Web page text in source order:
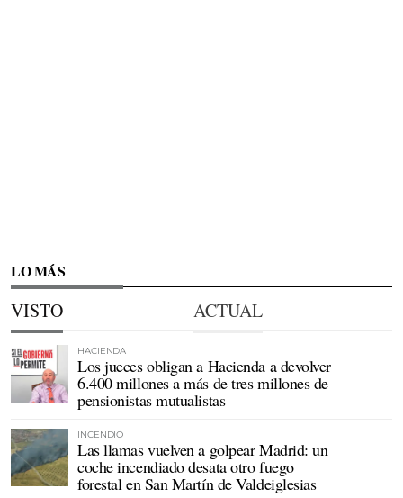
LO MÁS
VISTO ACTUAL
HACIENDA
Los jueces obligan a Hacienda a devolver
6.400 millones a más de tres millones de
pensionistas mutualistas
INCENDIO
Las llamas vuelven a golpear Madrid: un
coche incendiado desata otro fuego
forestal en San Martín de Valdeiglesias